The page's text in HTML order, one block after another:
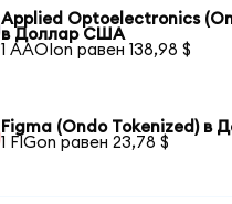
Applied Optoelectronics
в Доллар США
1 AAOIon равен 138,98 $
Figma (Ondo Tokenized) в
1 FIGon равен 23,78 $